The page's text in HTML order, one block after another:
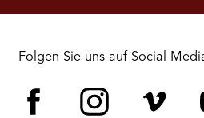
Folgen Sie uns auf Social